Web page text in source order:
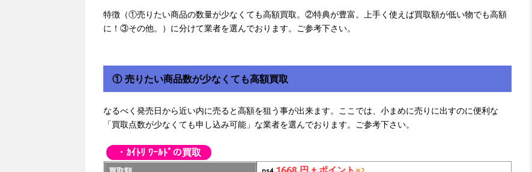
特徴（①売りたい商品の数量が少なくても高額買取。②特典が豊富。上手く使えば買取額が低い物でも高額
に！③その他。）に分けて業者を選んでおります。ご参考下さい。
① 売りたい商品数が少なくても高額買取
なるべく発売日から近い内に売ると高額を狙う事が出来ます。ここでは、小まめに売りに出すのに便利な
「買取点数が少なくても申し込み可能」な業者を選んでおります。ご参考下さい。
・ｶｲﾄﾘ ﾜｰﾙﾄﾞの買取
1668 円 + ポイント